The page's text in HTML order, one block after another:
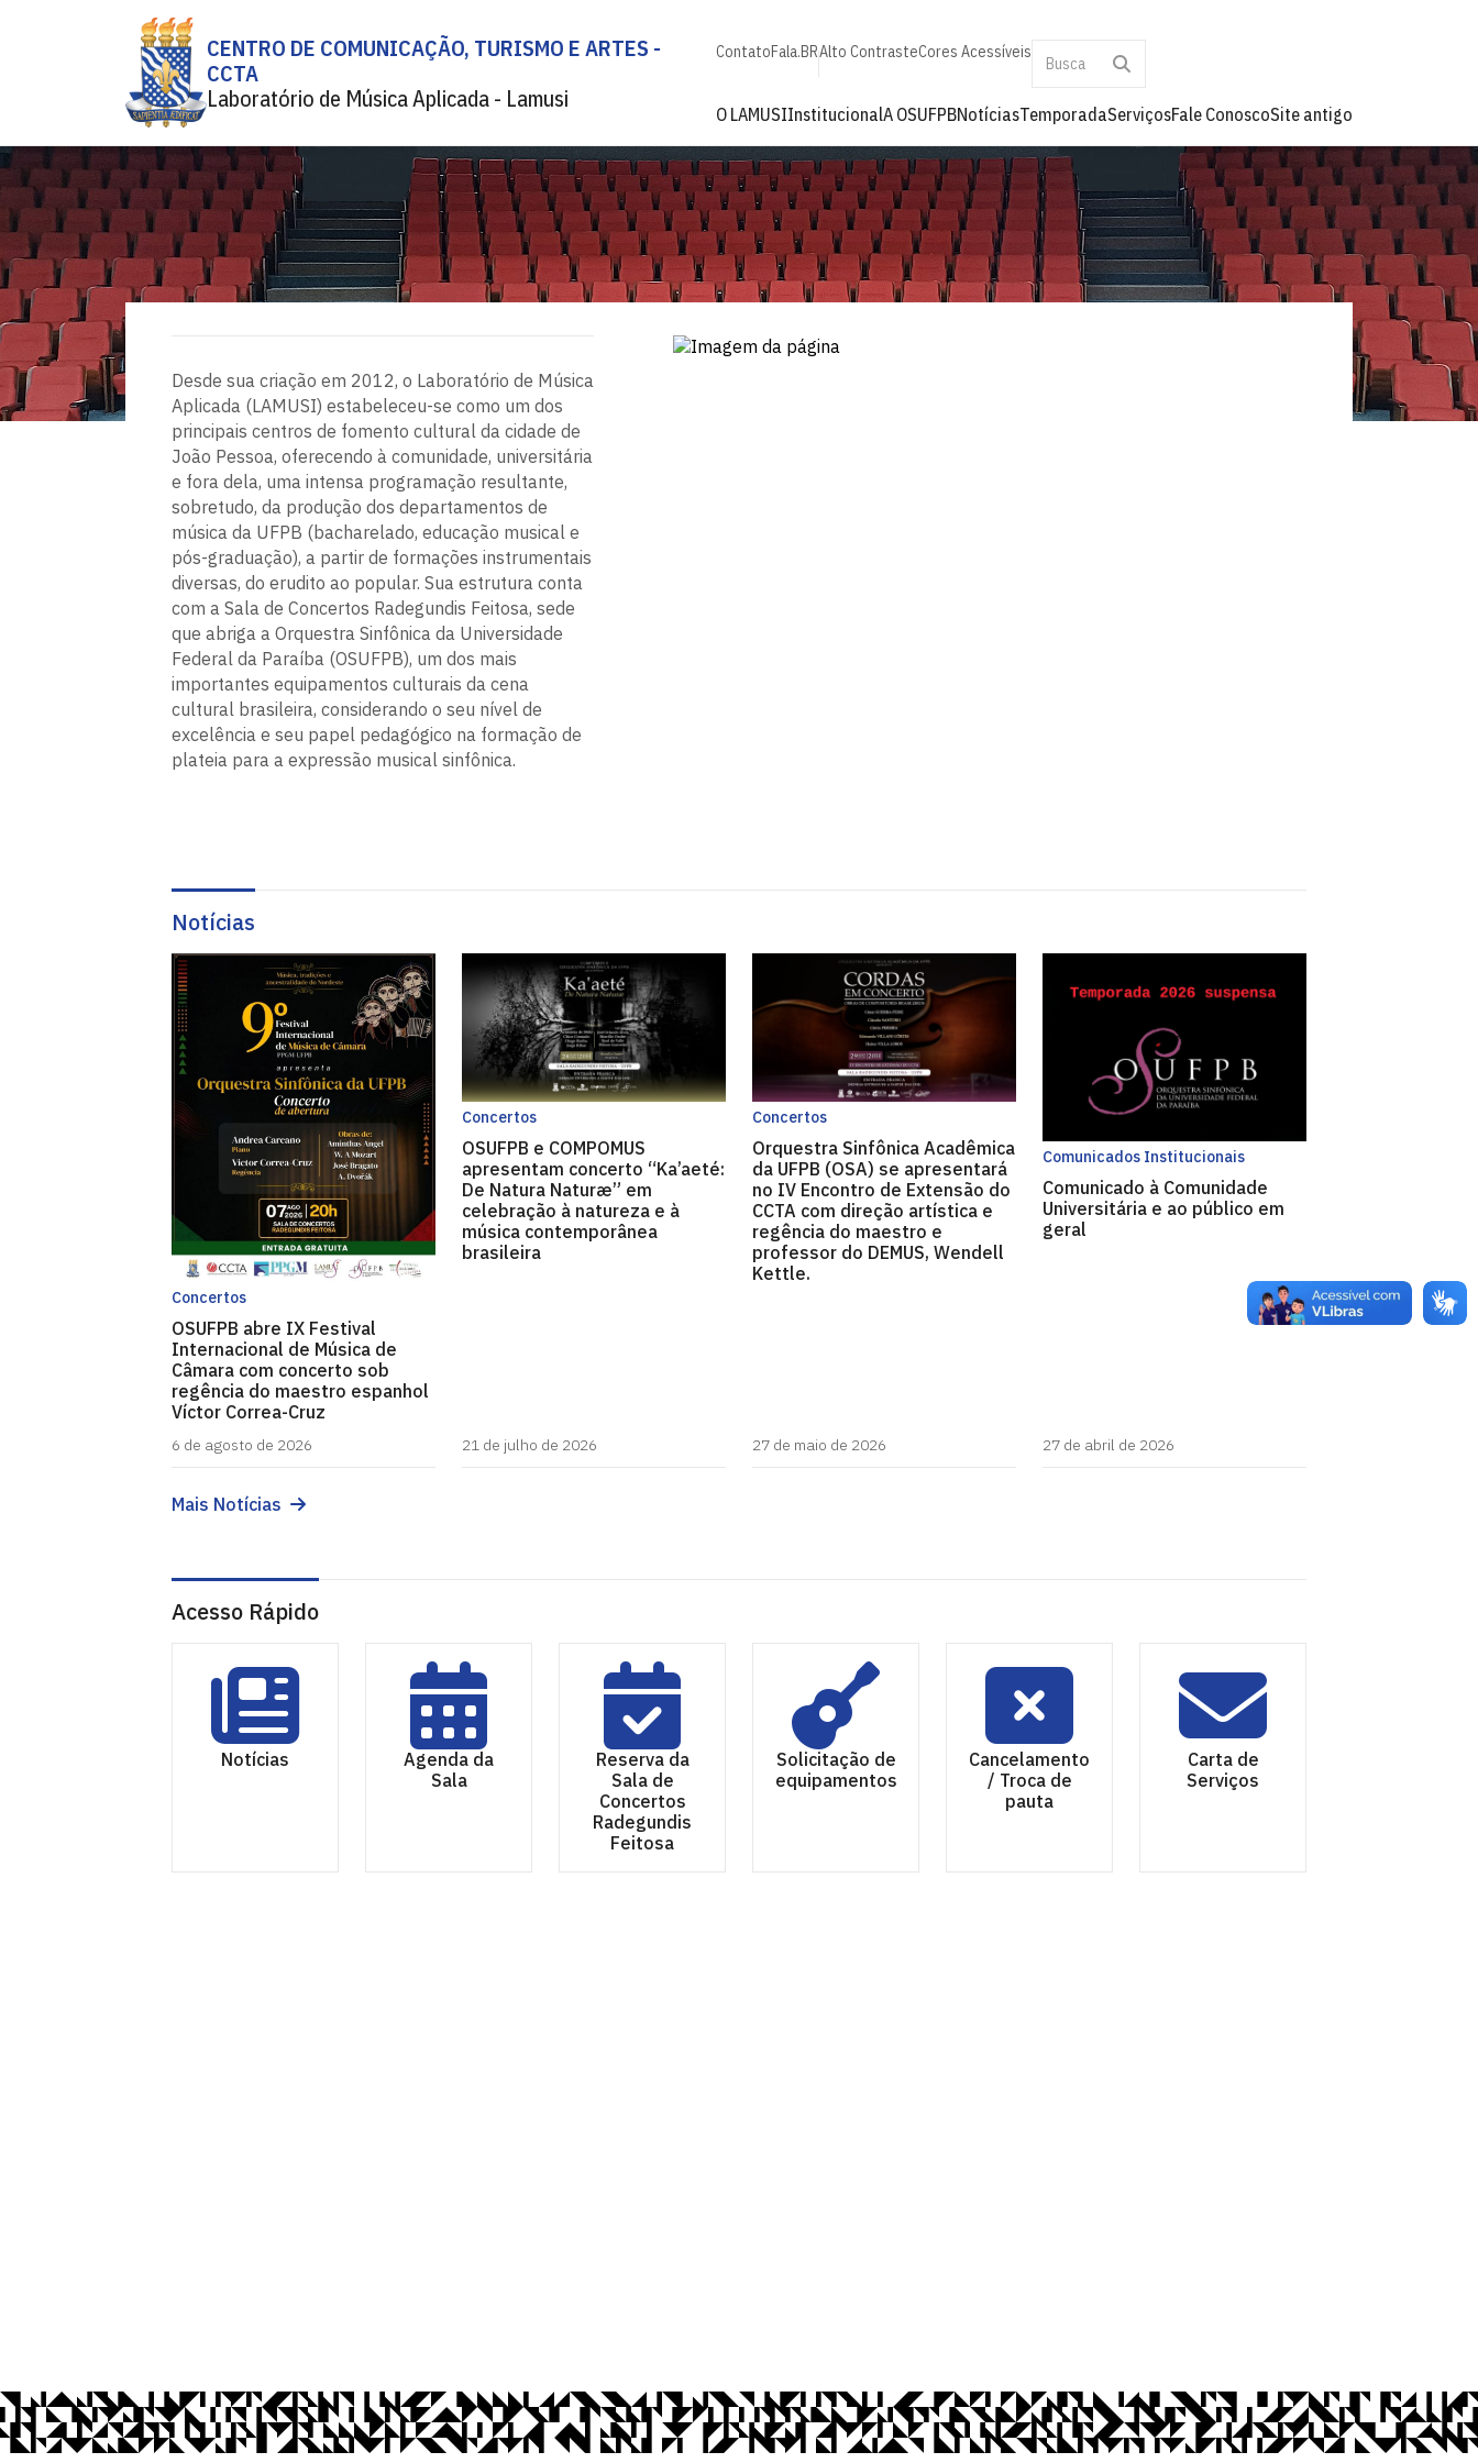
CENTRO DE COMUNICAÇÃO, TURISMO E ARTES -
CCTA
Laboratório de Música Aplicada - Lamusi
ContatoFala.BRAlto ContrasteCores Acessíveis
O LAMUSIInstitucionalA OSUFPBNotíciasTemporadaServiçosFale ConoscoSite antigo
Desde sua criação em 2012, o Laboratório de Música
Aplicada (LAMUSI) estabeleceu-se como um dos
principais centros de fomento cultural da cidade de
João Pessoa, oferecendo à comunidade, universitária
e fora dela, uma intensa programação resultante,
sobretudo, da produção dos departamentos de
música da UFPB (bacharelado, educação musical e
pós-graduação), a partir de formações instrumentais
diversas, do erudito ao popular. Sua estrutura conta
com a Sala de Concertos Radegundis Feitosa, sede
que abriga a Orquestra Sinfônica da Universidade
Federal da Paraíba (OSUFPB), um dos mais
importantes equipamentos culturais da cena
cultural brasileira, considerando o seu nível de
excelência e seu papel pedagógico na formação de
plateia para a expressão musical sinfônica.
Notícias
Concertos
OSUFPB abre IX Festival
Internacional de Música de
Câmara com concerto sob
regência do maestro espanhol
Víctor Correa-Cruz
6 de agosto de 2026
Concertos
OSUFPB e COMPOMUS
apresentam concerto “Ka’aeté:
De Natura Naturæ” em
celebração à natureza e à
música contemporânea
brasileira
21 de julho de 2026
Concertos
Orquestra Sinfônica Acadêmica
da UFPB (OSA) se apresentará
no IV Encontro de Extensão do
CCTA com direção artística e
regência do maestro e
professor do DEMUS, Wendell
Kettle.
27 de maio de 2026
Comunicados Institucionais
Comunicado à Comunidade
Universitária e ao público em
geral
27 de abril de 2026
Mais Notícias
Acesso Rápido
Notícias
Agenda da
Sala
Reserva da
Sala de
Concertos
Radegundis
Feitosa
Solicitação de
equipamentos
Cancelamento
/ Troca de
pauta
Carta de
Serviços